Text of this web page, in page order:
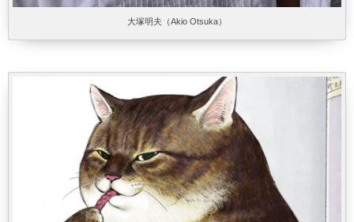
大塚明夫（Akio Otsuka）